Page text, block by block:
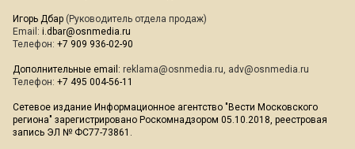
Игорь Дбар (Руководитель отдела продаж)
Email: i.dbar@osnmedia.ru
Телефон: +7 909 936-02-90
Дополнительные email: reklama@osnmedia.ru, adv@osnmedia.ru
Телефон: +7 495 004-56-11
Сетевое издание Информационное агентство "Вести Московского
региона" зарегистрировано Роскомнадзором 05.10.2018, реестровая
запись ЭЛ № ФС77-73861.